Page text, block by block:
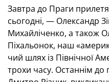
Завтра до Праги
сьогодні, — Олександр
Михайліченко, а також
Піхальонок, наш
чий шлях із Північної
трохи часу. Останнім до